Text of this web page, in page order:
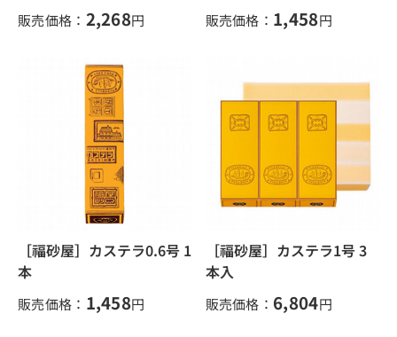
販売価格： 2,268円 販売価格： 1,458円
［福砂屋］カステラ0.6号 1
本
販売価格： 1,458円
［福砂屋］カステラ1号 3
本入
販売価格： 6,804円